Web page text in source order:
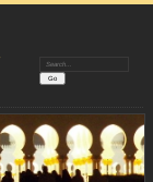
Search: